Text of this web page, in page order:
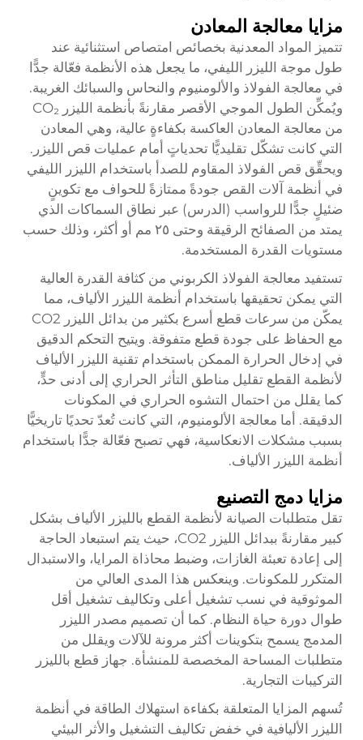
مزايا معالجة المعادن
تتميز المواد المعدنية بخصائص امتصاص استثنائية عند
طول موجة الليزر الليفي، ما يجعل هذه الأنظمة فعّالة جدًّا
في معالجة الفولاذ والألومنيوم والنحاس والسبائك الغريبة.
ويُمكِّن الطول الموجي الأقصر مقارنةً بأنظمة الليزر CO₂
من معالجة المعادن العاكسة بكفاءةٍ عالية، وهي المعادن
التي كانت تشكّل تقليديًّا تحدياتٍ أمام عمليات قص الليزر.
ويحقِّق قص الفولاذ المقاوم للصدأ باستخدام الليزر الليفي
في أنظمة آلات القص جودةً ممتازةً للحواف مع تكوينٍ
ضئيلٍ جدًّا للرواسب (الدرس) عبر نطاق السماكات الذي
يمتد من الصفائح الرقيقة وحتى ٢٥ مم أو أكثر، وذلك حسب
مستويات القدرة المستخدمة.
تستفيد معالجة الفولاذ الكربوني من كثافة القدرة العالية
التي يمكن تحقيقها باستخدام أنظمة الليزر الألياف، مما
يمكّن من سرعات قطع أسرع بكثير من بدائل الليزر CO2
مع الحفاظ على جودة قطع متفوقة. ويتيح التحكم الدقيق
في إدخال الحرارة الممكن باستخدام تقنية الليزر الألياف
لأنظمة القطع تقليل مناطق التأثر الحراري إلى أدنى حدٍّ،
كما يقلل من احتمال التشوه الحراري في المكونات
الدقيقة. أما معالجة الألومنيوم، التي كانت تُعدّ تحديًا تاريخيًّا
بسبب مشكلات الانعكاسية، فهي تصبح فعّالة جدًّا باستخدام
أنظمة الليزر الألياف.
مزايا دمج التصنيع
تقل متطلبات الصيانة لأنظمة القطع بالليزر الألياف بشكل
كبير مقارنةً ببدائل الليزر CO2، حيث يتم استبعاد الحاجة
إلى إعادة تعبئة الغازات، وضبط محاذاة المرايا، والاستبدال
المتكرر للمكونات. وينعكس هذا المدى العالي من
الموثوقية في نسب تشغيل أعلى وتكاليف تشغيل أقل
طوال دورة حياة النظام. كما أن تصميم مصدر الليزر
المدمج يسمح بتكوينات أكثر مرونة للآلات ويقلل من
متطلبات المساحة المخصصة للمنشأة. جهاز قطع بالليزر
التركيبات التجارية.
تُسهم المزايا المتعلقة بكفاءة استهلاك الطاقة في أنظمة
الليزر الأليافية في خفض تكاليف التشغيل والأثر البيئي